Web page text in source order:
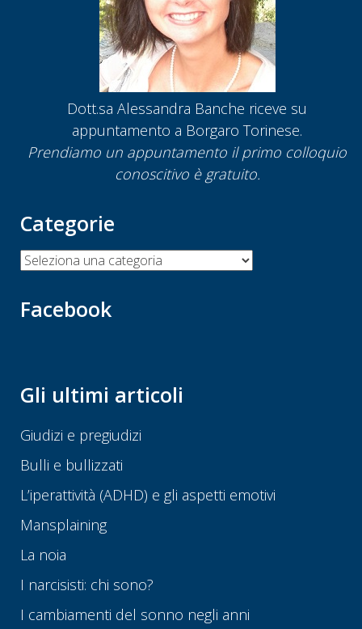
Dott.sa Alessandra Banche riceve su
appuntamento a Borgaro Torinese.
Prendiamo un appuntamento il primo colloquio
conoscitivo è gratuito.
Categorie
Categorie
Facebook
Gli ultimi articoli
Giudizi e pregiudizi
Bulli e bullizzati
L’iperattività (ADHD) e gli aspetti emotivi
Mansplaining
La noia
I narcisisti: chi sono?
I cambiamenti del sonno negli anni